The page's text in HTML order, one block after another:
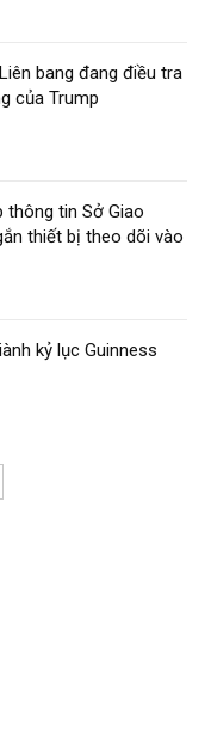
bang đang điều tra
của Trump
thông tin Sở Giao
thiết bị theo dõi vào
kỷ lục Guinness